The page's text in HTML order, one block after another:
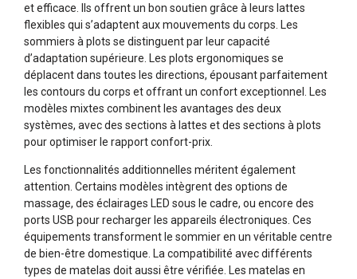
et efficace. Ils offrent un bon soutien grâce à leurs lattes
flexibles qui s’adaptent aux mouvements du corps. Les
sommiers à plots se distinguent par leur capacité
d’adaptation supérieure. Les plots ergonomiques se
déplacent dans toutes les directions, épousant parfaitement
les contours du corps et offrant un confort exceptionnel. Les
modèles mixtes combinent les avantages des deux
systèmes, avec des sections à lattes et des sections à plots
pour optimiser le rapport confort-prix.
Les fonctionnalités additionnelles méritent également
attention. Certains modèles intègrent des options de
massage, des éclairages LED sous le cadre, ou encore des
ports USB pour recharger les appareils électroniques. Ces
équipements transforment le sommier en un véritable centre
de bien-être domestique. La compatibilité avec différents
types de matelas doit aussi être vérifiée. Les matelas en